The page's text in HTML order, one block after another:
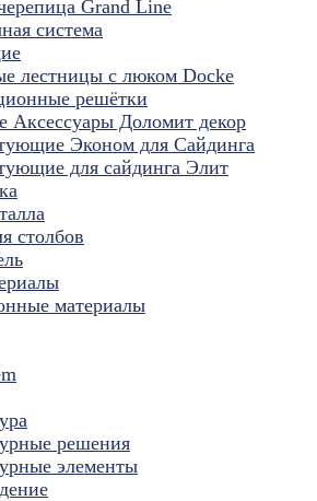
Grand Line
система
лестницы с люком Docke
решётки
Аксессуары Доломит декор
Эконом для Сайдинга
для cайдинга Элит
столбов
материалы
решения
элементы